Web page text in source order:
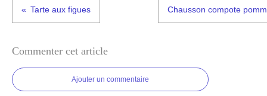
Tarte aux figues Chausson compote
Commenter cet article
Ajouter un commentaire